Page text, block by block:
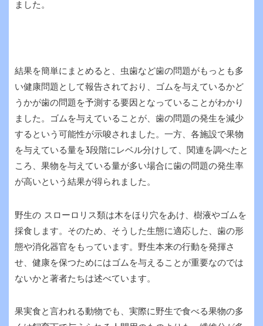
ました。
結果を簡単にまとめると、虫歯など歯の問題がもっとも多
い健康問題として報告されており、ゴムを与えているかど
うかが歯の問題を予測する要因となっていることがわかり
ました。ゴムを与えていることが、歯の問題の発生を減少
するという可能性が示唆されました。一方、各施設で果物
を与えている量を3段階にレベル分けして、関連を調べたと
ころ、果物を与えている量が多い場合に歯の問題の発生率
が高いという結果が得られました。
野生の スローロリス類は木をほり穴をあけ、樹液やゴムを
採食します。そのため、そうした生態に適応した、歯の形
態や消化器官をもっています。野生本来の行動を発揮さ
せ、健康を保つためにはゴムを与えることが重要なのでは
ないかと著者たちは述べています。
果実食と言われる動物でも、実際に野生で食べる果物の多